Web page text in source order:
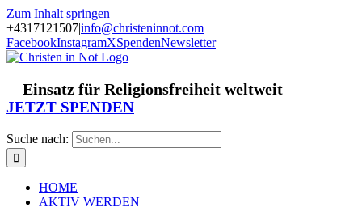
Zum Inhalt springen
+4317121507|info@christeninnot.com
FacebookInstagramXSpendenNewsletter
Einsatz für Religionsfreiheit weltweit
JETZT SPENDEN
Suche nach:
HOME
AKTIV WERDEN